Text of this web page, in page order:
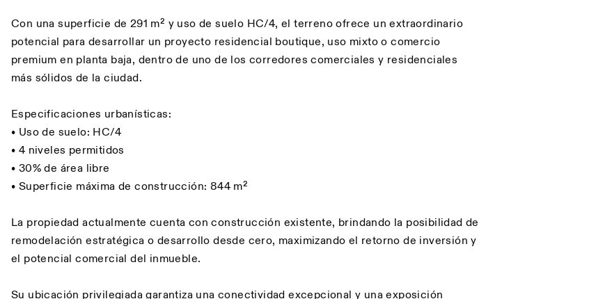
Con una superficie de 291 m² y uso de suelo HC/4, el terreno ofrece un extraordinario
potencial para desarrollar un proyecto residencial boutique, uso mixto o comercio
premium en planta baja, dentro de uno de los corredores comerciales y residenciales
más sólidos de la ciudad.
Especificaciones urbanísticas:
• Uso de suelo: HC/4
• 4 niveles permitidos
• 30% de área libre
• Superficie máxima de construcción: 844 m²
La propiedad actualmente cuenta con construcción existente, brindando la posibilidad de
remodelación estratégica o desarrollo desde cero, maximizando el retorno de inversión y
el potencial comercial del inmueble.
Su ubicación privilegiada garantiza una conectividad excepcional y una exposición